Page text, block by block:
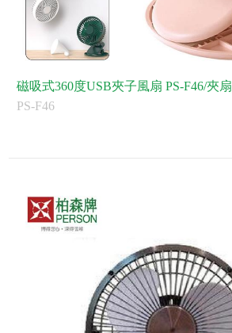
磁吸式360度USB夾子風扇 PS-F46/夾扇
PS-F46